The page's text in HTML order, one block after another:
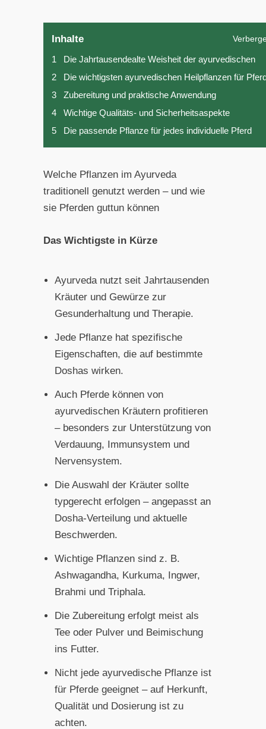
Inhalte
1
Die Jahrtausendealte Weisheit der ayurvedischen
2
Die wichtigsten ayurvedischen Heilpflanzen für
3
Zubereitung und praktische Anwendung
4
Wichtige Qualitäts- und Sicherheitsaspekte
5
Die passende Pflanze für jedes individuelle Pferd
Welche Pflanzen im Ayurveda
traditionell genutzt werden – und wie
sie Pferden guttun können
Das Wichtigste in Kürze
Ayurveda nutzt seit Jahrtausenden
Kräuter und Gewürze zur
Gesunderhaltung und Therapie.
Jede Pflanze hat spezifische
Eigenschaften, die auf bestimmte
Doshas wirken.
Auch Pferde können von
ayurvedischen Kräutern profitieren
– besonders zur Unterstützung von
Verdauung, Immunsystem und
Nervensystem.
Die Auswahl der Kräuter sollte
typgerecht erfolgen – angepasst an
Dosha-Verteilung und aktuelle
Beschwerden.
Wichtige Pflanzen sind z. B.
Ashwagandha, Kurkuma, Ingwer,
Brahmi und Triphala.
Die Zubereitung erfolgt meist als
Tee oder Pulver und Beimischung
ins Futter.
Nicht jede ayurvedische Pflanze ist
für Pferde geeignet – auf Herkunft,
Qualität und Dosierung ist zu
achten.